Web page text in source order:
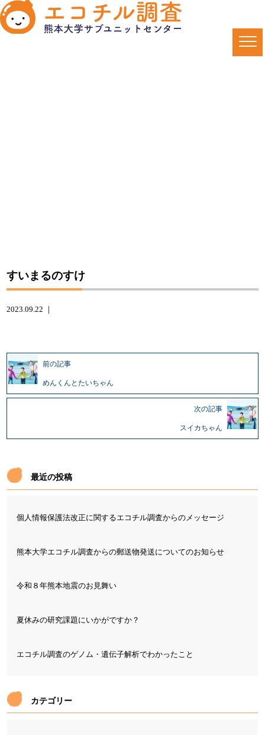
すいまるのすけ
2023.09.22 ｜
前の記事
めんくんとたいちゃん
次の記事
スイカちゃん
最近の投稿
個人情報保護法改正に関するエコチル調査からのメッセージ
熊本大学エコチル調査からの郵送物発送についてのお知らせ
令和８年熊本地震のお見舞い
夏休みの研究課題にいかがですか？
エコチル調査のゲノム・遺伝子解析でわかったこと
カテゴリー